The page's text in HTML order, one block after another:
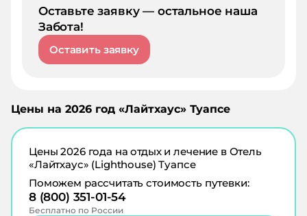
Оставьте заявку — остальное наша
Забота!
Оставить заявку
Цены на 2026 год «Лайтхаус» Туапсе
Цены2026года на отдых и лечение в Отель
«Лайтхаус» (Lighthouse) Туапсе
Поможем рассчитать стоимость путевки:
8 (800) 351-01-54
Бесплатно по России